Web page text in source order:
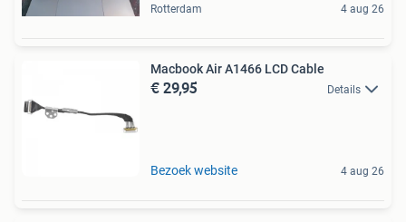
Rotterdam 4 aug 26
Macbook Air A1466 LCD Cable
€ 29,95 Details
Bezoek website 4 aug 26